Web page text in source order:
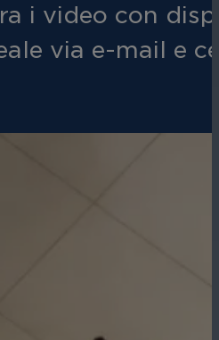
i video con
via e-mail e